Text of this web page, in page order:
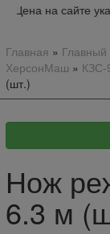
Цена на сайте
Главная » Главный
ХерсонМаш » КЗС-
(шт.)
Нож
6.3 м